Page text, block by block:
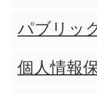
パブリッ
個人情報